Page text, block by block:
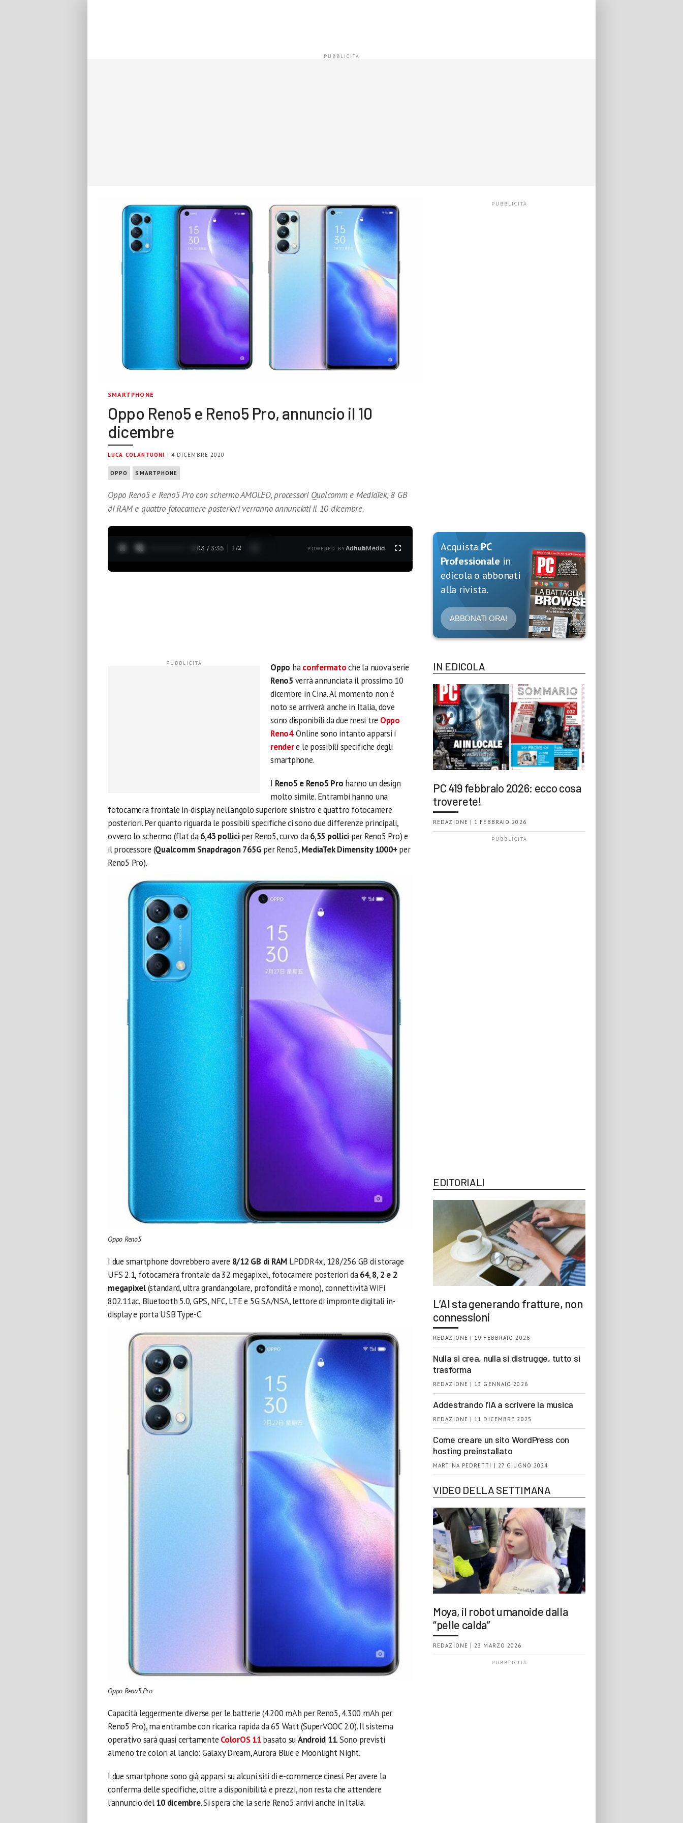
SMARTPHONE
Oppo Reno5 e Reno5 Pro, annuncio il 10
dicembre
LUCA COLANTUONI | 4 DICEMBRE 2020
OPPO SMARTPHONE
Oppo Reno5 e Reno5 Pro con schermo AMOLED, processori Qualcomm e MediaTek, 8 GB
di RAM e quattro fotocamere posteriori verranno annunciati il 10 dicembre.
0:05 / 3:35 1 /2 POWERED BYAdhubMedia
Oppo haconfermatoche la nuova serie
Reno5 verrà annunciata il prossimo 10
dicembre in Cina. Al momento non è
noto se arriverà anche in Italia, dove
sono disponibili da due mesi tre Oppo
Reno4. Online sono intanto apparsi i
rendere le possibili specifiche degli
smartphone.
I Reno5 e Reno5 Pro hanno un design
molto simile. Entrambi hanno una
fotocamera frontale in-display nell’angolo superiore sinistro e quattro fotocamere
posteriori. Per quanto riguarda le possibili specifiche ci sono due differenze principali,
ovvero lo schermo (flat da6,43 polliciper Reno5, curvo da6,55 pollici per Reno5 Pro) e
il processore (Qualcomm Snapdragon 765G per Reno5,MediaTek Dimensity 1000+ per
Reno5 Pro).
Oppo Reno5
I due smartphone dovrebbero avere 8/12 GB di RAM LPDDR4x, 128/256 GB di storage
UFS 2.1, fotocamera frontale da 32 megapixel, fotocamere posteriori da64, 8, 2 e 2
megapixel(standard, ultra grandangolare, profondità e mono), connettività WiFi
802.11ac, Bluetooth 5.0, GPS, NFC, LTE e 5G SA/NSA, lettore di impronte digitali in-
display e porta USB Type-C.
Oppo Reno5 Pro
Capacità leggermente diverse per le batterie (4.200 mAh per Reno5, 4.300 mAh per
Reno5 Pro), ma entrambe con ricarica rapida da 65 Watt (SuperVOOC 2.0). Il sistema
operativo sarà quasi certamente ColorOS 11basato suAndroid 11. Sono previsti
almeno tre colori al lancio: Galaxy Dream, Aurora Blue e Moonlight Night.
I due smartphone sono già apparsi su alcuni siti di e-commerce cinesi. Per avere la
conferma delle specifiche, oltre a disponibilità e prezzi, non resta che attendere
l’annuncio del10 dicembre. Si spera che la serie Reno5 arrivi anche in Italia.
Acquista PC
Professionale in
edicola o abbonati
alla rivista.
ABBONATI ORA!
IN EDICOLA
PC 419 febbraio 2026: ecco cosa
troverete!
REDAZIONE | 1 FEBBRAIO 2026
EDITORIALI
L’AI sta generando fratture, non
connessioni
REDAZIONE | 19 FEBBRAIO 2026
Nulla si crea, nulla si distrugge, tutto si
trasforma
REDAZIONE | 13 GENNAIO 2026
Addestrando l’IA a scrivere la musica
REDAZIONE | 11 DICEMBRE 2025
Come creare un sito WordPress con
hosting preinstallato
MARTINA PEDRETTI | 27 GIUGNO 2024
VIDEO DELLA SETTIMANA
Moya, il robot umanoide dalla
“pelle calda”
REDAZIONE | 23 MARZO 2026